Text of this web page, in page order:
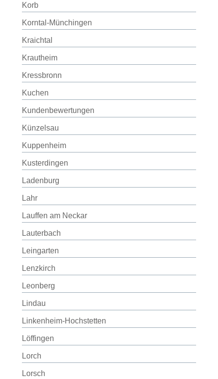
Korb
Korntal-Münchingen
Kraichtal
Krautheim
Kressbronn
Kuchen
Kundenbewertungen
Künzelsau
Kuppenheim
Kusterdingen
Ladenburg
Lahr
Lauffen am Neckar
Lauterbach
Leingarten
Lenzkirch
Leonberg
Lindau
Linkenheim-Hochstetten
Löffingen
Lorch
Lorsch